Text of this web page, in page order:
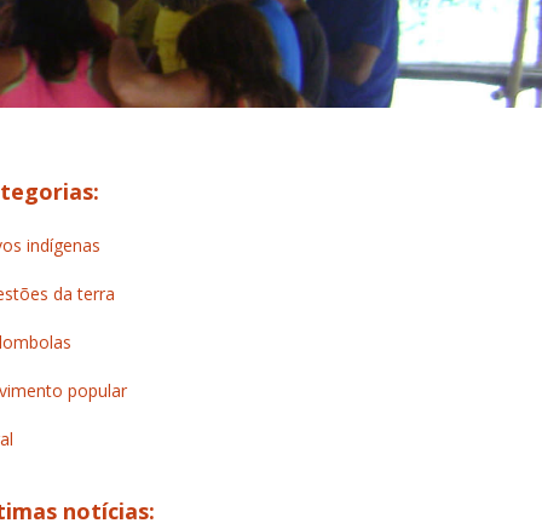
indígenas
da terra
popular
notícias: